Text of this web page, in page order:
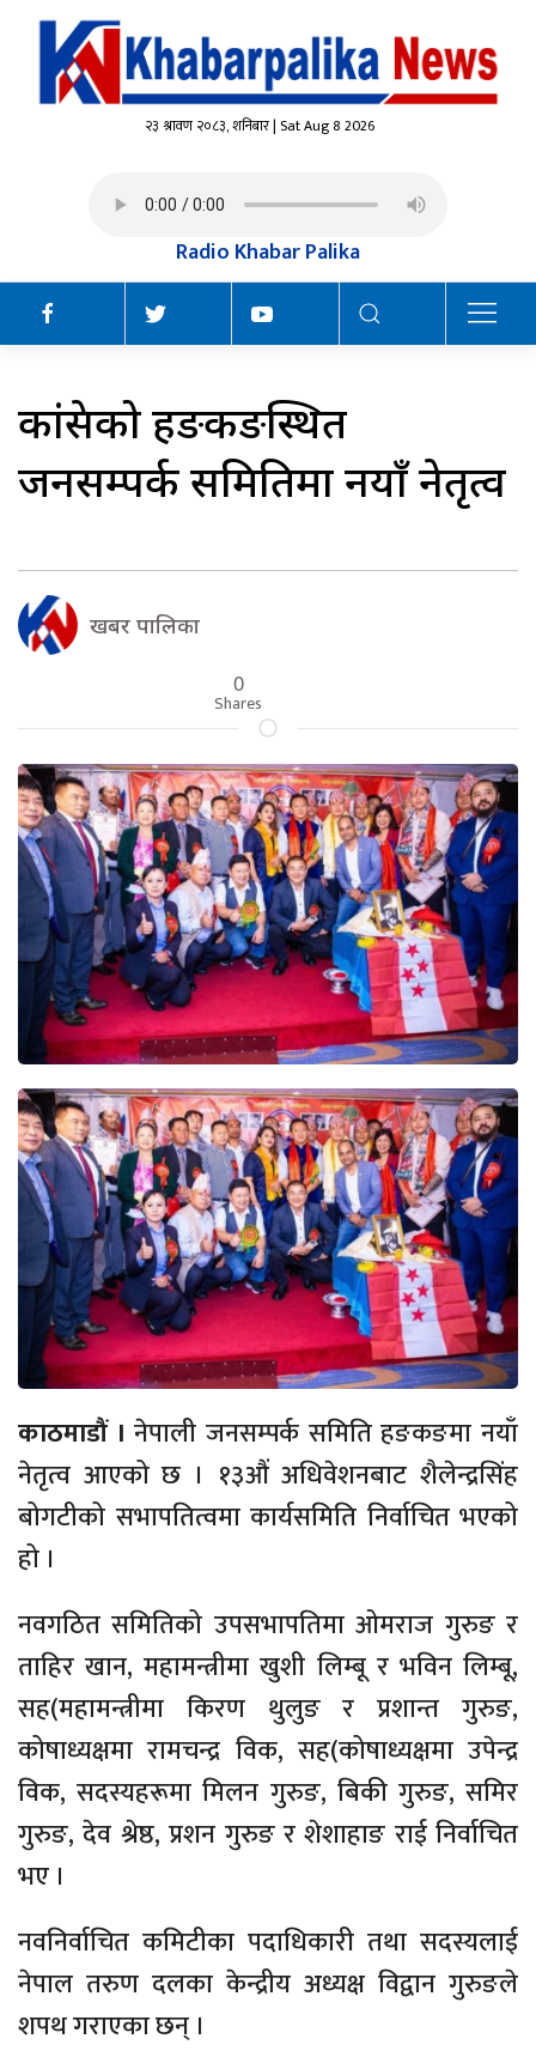
२३ श्रावण २०८३, शनिबार | Sat Aug 8 2026
Radio Khabar Palika
कांग्रेसको हङकङस्थित
जनसम्पर्क समितिमा नयाँ नेतृत्व
खबर पालिका
0
Shares
काठमाडौं । नेपाली जनसम्पर्क समिति हङकङमा नयाँ
नेतृत्व आएको छ । १३औं अधिवेशनबाट शैलेन्द्रसिंह
बोगटीको सभापतित्वमा कार्यसमिति निर्वाचित भएको
हो ।
नवगठित समितिको उपसभापतिमा ओमराज गुरुङ र
ताहिर खान, महामन्त्रीमा खुशी लिम्बू र भविन लिम्बू,
सह(महामन्त्रीमा किरण थुलुङ र प्रशान्त गुरुङ,
कोषाध्यक्षमा रामचन्द्र विक, सह(कोषाध्यक्षमा उपेन्द्र
विक, सदस्यहरूमा मिलन गुरुङ, बिकी गुरुङ, समिर
गुरुङ, देव श्रेष्ठ, प्रशन गुरुङ र शेशाहाङ राई निर्वाचित
भए ।
नवनिर्वाचित कमिटीका पदाधिकारी तथा सदस्यलाई
नेपाल तरुण दलका केन्द्रीय अध्यक्ष विद्वान गुरुङले
शपथ गराएका छन् ।